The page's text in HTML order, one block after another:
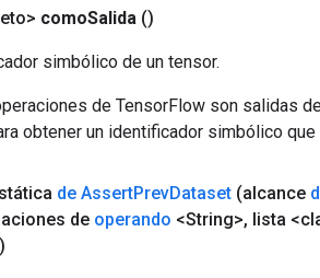
comoSalida ()
simbólico de un tensor.
de TensorFlow son salidas
obtener un identificador simbólico
de AssertPrevDataset (alcance
de operando <String>, lista